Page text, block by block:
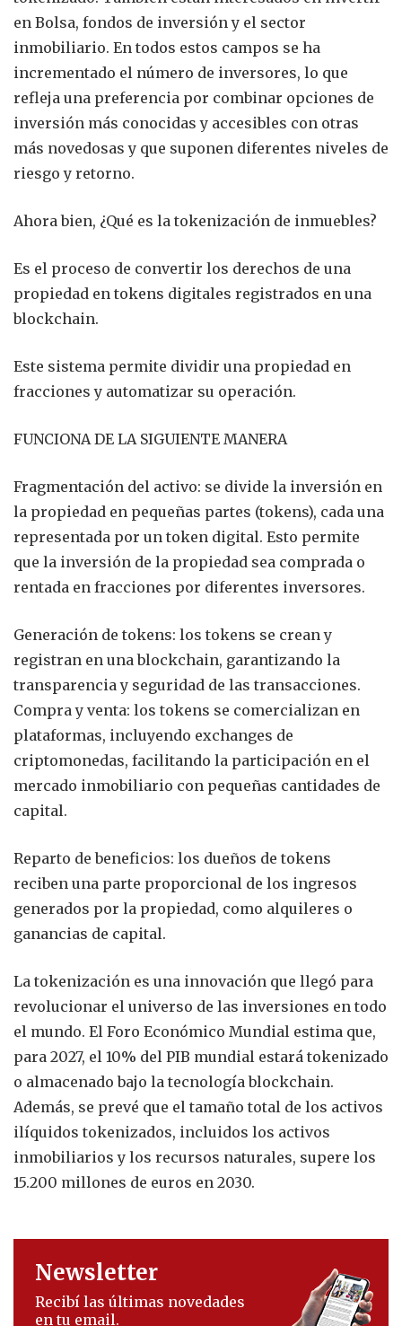
en Bolsa, fondos de inversión y el sector
inmobiliario. En todos estos campos se ha
incrementado el número de inversores, lo que
refleja una preferencia por combinar opciones de
inversión más conocidas y accesibles con otras
más novedosas y que suponen diferentes niveles de
riesgo y retorno.
Ahora bien, ¿Qué es la tokenización de inmuebles?
Es el proceso de convertir los derechos de una
propiedad en tokens digitales registrados en una
blockchain.
Este sistema permite dividir una propiedad en
fracciones y automatizar su operación.
FUNCIONA DE LA SIGUIENTE MANERA
Fragmentación del activo: se divide la inversión en
la propiedad en pequeñas partes (tokens), cada una
representada por un token digital. Esto permite
que la inversión de la propiedad sea comprada o
rentada en fracciones por diferentes inversores.
Generación de tokens: los tokens se crean y
registran en una blockchain, garantizando la
transparencia y seguridad de las transacciones.
Compra y venta: los tokens se comercializan en
plataformas, incluyendo exchanges de
criptomonedas, facilitando la participación en el
mercado inmobiliario con pequeñas cantidades de
capital.
Reparto de beneficios: los dueños de tokens
reciben una parte proporcional de los ingresos
generados por la propiedad, como alquileres o
ganancias de capital.
La tokenización es una innovación que llegó para
revolucionar el universo de las inversiones en todo
el mundo. El Foro Económico Mundial estima que,
para 2027, el 10% del PIB mundial estará tokenizado
o almacenado bajo la tecnología blockchain.
Además, se prevé que el tamaño total de los activos
ilíquidos tokenizados, incluidos los activos
inmobiliarios y los recursos naturales, supere los
15.200 millones de euros en 2030.
Newsletter
Recibí las últimas novedades
en tu email.